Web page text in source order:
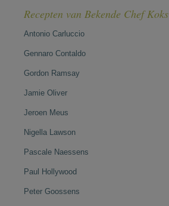
Recepten van Bekende Chef Koks
Antonio Carluccio
Gennaro Contaldo
Gordon Ramsay
Jamie Oliver
Jeroen Meus
Nigella Lawson
Pascale Naessens
Paul Hollywood
Peter Goossens